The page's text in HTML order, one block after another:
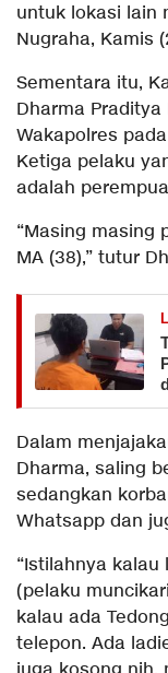
untuk lokasi lain
Nugraha, Kamis
Sementara itu,
Dharma
Wakapolres
Ketiga pelaku
adalah
“Masing masing
MA (38),” tutur
Dalam
Dharma, saling
sedangkan
Whatsapp dan
“Istilahnya
(pelaku
kalau ada
telepon. Ada